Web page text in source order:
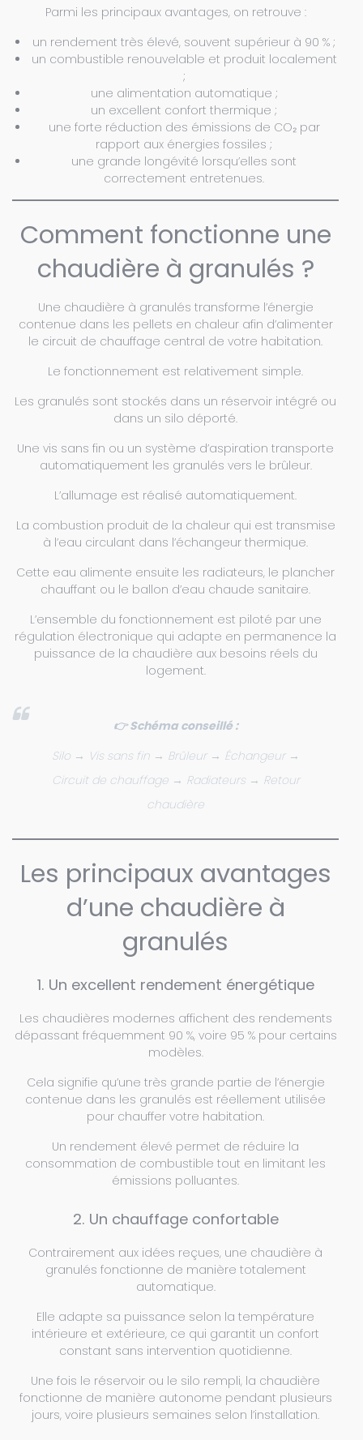
Parmi les principaux avantages, on retrouve :
un rendement très élevé, souvent supérieur à 90 % ;
un combustible renouvelable et produit localement
;
une alimentation automatique ;
un excellent confort thermique ;
une forte réduction des émissions de CO₂ par
rapport aux énergies fossiles ;
une grande longévité lorsqu’elles sont
correctement entretenues.
Comment fonctionne une
chaudière à granulés ?
Une chaudière à granulés transforme l’énergie
contenue dans les pellets en chaleur afin d’alimenter
le circuit de chauffage central de votre habitation.
Le fonctionnement est relativement simple.
Les granulés sont stockés dans un réservoir intégré ou
dans un silo déporté.
Une vis sans fin ou un système d’aspiration transporte
automatiquement les granulés vers le brûleur.
L’allumage est réalisé automatiquement.
La combustion produit de la chaleur qui est transmise
à l’eau circulant dans l’échangeur thermique.
Cette eau alimente ensuite les radiateurs, le plancher
chauffant ou le ballon d’eau chaude sanitaire.
L’ensemble du fonctionnement est piloté par une
régulation électronique qui adapte en permanence la
puissance de la chaudière aux besoins réels du
logement.
👉 Schéma conseillé :
Silo → Vis sans fin → Brûleur → Échangeur →
Circuit de chauffage → Radiateurs → Retour
chaudière
Les principaux avantages
d’une chaudière à
granulés
1. Un excellent rendement énergétique
Les chaudières modernes affichent des rendements
dépassant fréquemment 90 %, voire 95 % pour certains
modèles.
Cela signifie qu’une très grande partie de l’énergie
contenue dans les granulés est réellement utilisée
pour chauffer votre habitation.
Un rendement élevé permet de réduire la
consommation de combustible tout en limitant les
émissions polluantes.
2. Un chauffage confortable
Contrairement aux idées reçues, une chaudière à
granulés fonctionne de manière totalement
automatique.
Elle adapte sa puissance selon la température
intérieure et extérieure, ce qui garantit un confort
constant sans intervention quotidienne.
Une fois le réservoir ou le silo rempli, la chaudière
fonctionne de manière autonome pendant plusieurs
jours, voire plusieurs semaines selon l’installation.